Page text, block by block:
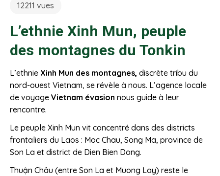
12211 vues
L’ethnie Xinh Mun, peuple
des montagnes du Tonkin
L’ethnie Xinh Mun des montagnes, discrète tribu du
nord-ouest Vietnam, se révèle à nous. L’agence locale
de voyage Vietnam évasion nous guide à leur
rencontre.
Le peuple Xinh Mun vit concentré dans des districts
frontaliers du Laos : Moc Chau, Song Ma, province de
Son La et district de Dien Bien Dong.
Thuận Châu (entre Son La et Muong Lay) reste le